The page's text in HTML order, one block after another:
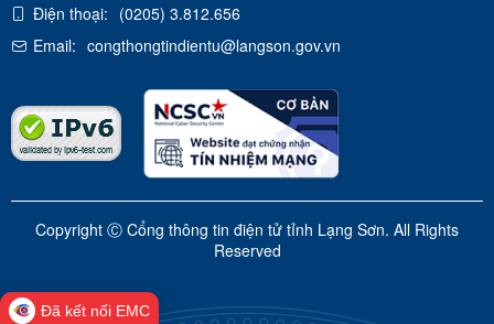
Điện thoại: (0205) 3.812.656
Email: congthongtindientu@langson.gov.vn
Copyright Ⓒ Cổng thông tin điện tử tỉnh Lạng Sơn. All Rights
Reserved
Đã kết nối EMC